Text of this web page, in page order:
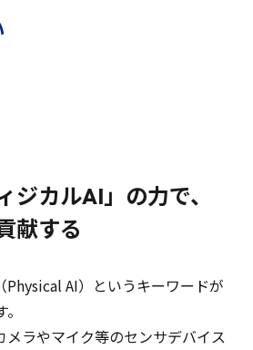
ジカルAI」の力で、
献する
Physical AI）というキーワードが
メラやマイク等のセンサデバイス